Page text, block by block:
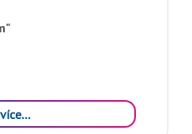
více...